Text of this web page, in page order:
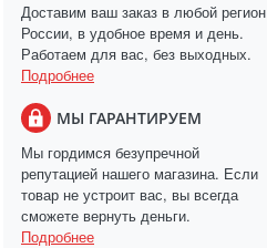
Доставим ваш заказ в любой регион
России, в удобное время и день.
Работаем для вас, без выходных.
Подробнее
МЫ ГАРАНТИРУЕМ
Мы гордимся безупречной
репутацией нашего магазина. Если
товар не устроит вас, вы всегда
сможете вернуть деньги.
Подробнее